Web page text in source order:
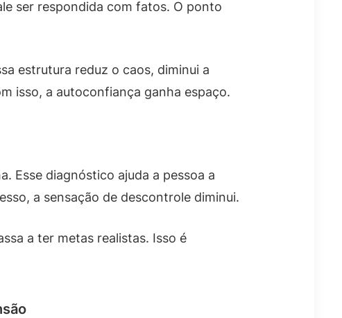
ser respondida com fatos. O ponto
estrutura reduz o caos, diminui a
isso, a autoconfiança ganha espaço.
Esse diagnóstico ajuda a pessoa a
a sensação de descontrole diminui.
a ter metas realistas. Isso é